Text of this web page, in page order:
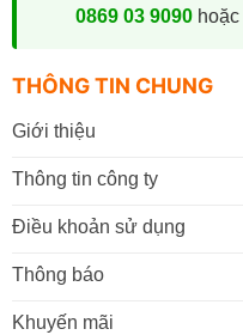
0869 03 9090hoặc
THÔNG TIN CHUNG
Giới thiệu
Thông tin công ty
Điều khoản sử dụng
Thông báo
Khuyến mãi